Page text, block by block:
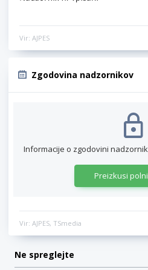
Vir: AJPES
Zgodovina nadzornikov
Informacije o zgodovini
Preizkusi
Vir: AJPES, TSmedia
Ne spreglejte